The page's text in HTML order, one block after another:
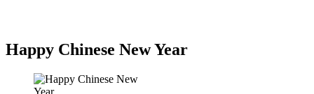
Happy Chinese New Year